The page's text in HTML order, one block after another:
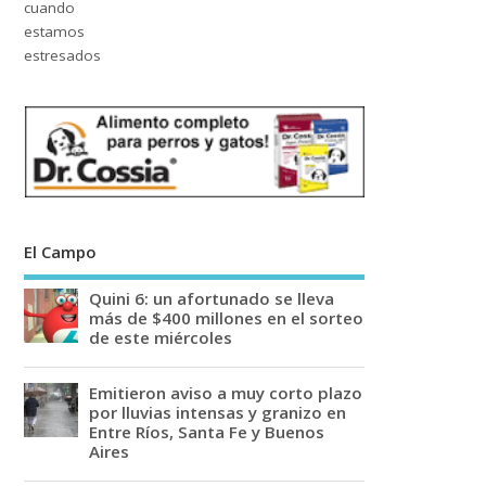
El Campo
Quini 6: un afortunado se lleva
más de $400 millones en el sorteo
de este miércoles
Emitieron aviso a muy corto plazo
por lluvias intensas y granizo en
Entre Ríos, Santa Fe y Buenos
Aires